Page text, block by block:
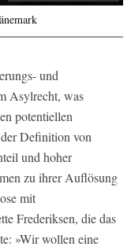
und
Asylrecht, was
potentiellen
Definition von
und hoher
zu ihrer Auflösung
mit
Frederiksen, die das
»Wir wollen eine